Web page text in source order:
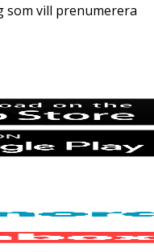
som vill prenumerera